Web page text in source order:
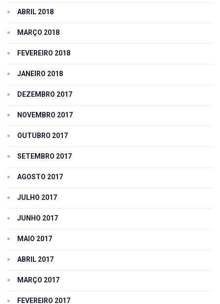
ABRIL 2018
MARÇO 2018
FEVEREIRO 2018
JANEIRO 2018
DEZEMBRO 2017
NOVEMBRO 2017
OUTUBRO 2017
SETEMBRO 2017
AGOSTO 2017
JULHO 2017
JUNHO 2017
MAIO 2017
ABRIL 2017
MARÇO 2017
FEVEREIRO 2017